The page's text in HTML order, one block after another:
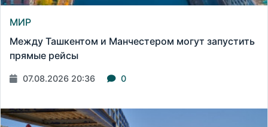
МИР
Между Ташкентом и Манчестером могут запустить
прямые рейсы
07.08.2026 20:36 0